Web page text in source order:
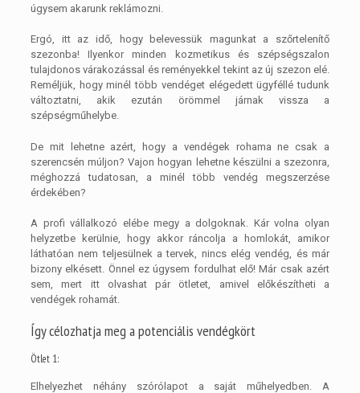
úgysem akarunk reklámozni.
Ergó, itt az idő, hogy belevessük magunkat a szőrtelenítő
szezonba! Ilyenkor minden kozmetikus és szépségszalon
tulajdonos várakozással és reményekkel tekint az új szezon elé.
Reméljük, hogy minél több vendéget elégedett ügyféllé tudunk
változtatni, akik ezután örömmel járnak vissza a
szépségműhelybe.
De mit lehetne azért, hogy a vendégek rohama ne csak a
szerencsén múljon? Vajon hogyan lehetne készülni a szezonra,
méghozzá tudatosan, a minél több vendég megszerzése
érdekében?
A profi vállalkozó elébe megy a dolgoknak. Kár volna olyan
helyzetbe kerülnie, hogy akkor ráncolja a homlokát, amikor
láthatóan nem teljesülnek a tervek, nincs elég vendég, és már
bizony elkésett. Önnel ez úgysem fordulhat elő! Már csak azért
sem, mert itt olvashat pár ötletet, amivel előkészítheti a
vendégek rohamát.
Így célozhatja meg a potenciális vendégkört
Ötlet 1:
Elhelyezhet néhány szórólapot a saját műhelyedben. A